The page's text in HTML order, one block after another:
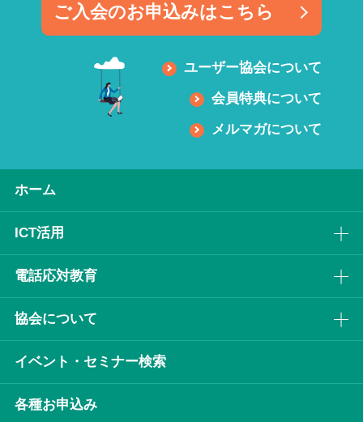
ご入会のお申込みはこちら
ユーザー協会について
会員特典について
メルマガについて
ホーム
ICT活⽤
電話応対教育
協会について
イベント・セミナー検索
各種お申込み